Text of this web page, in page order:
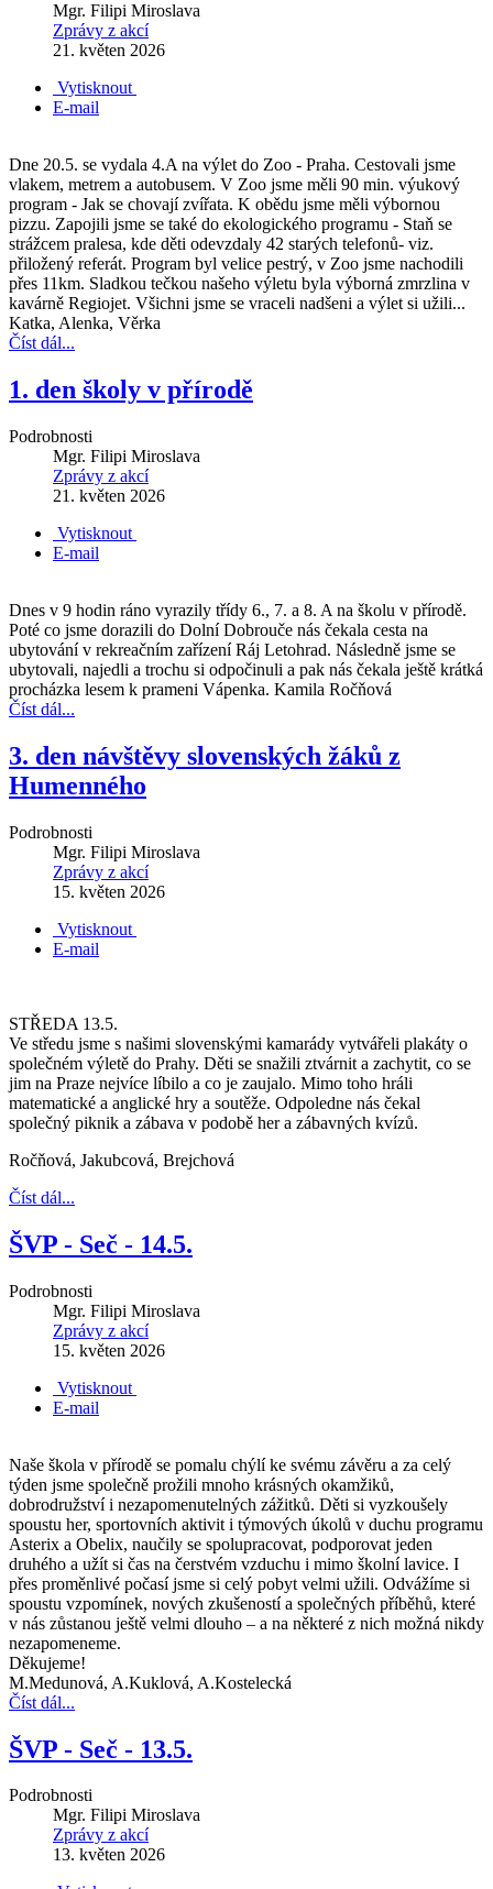
Mgr. Filipi Miroslava
Zprávy z akcí
21. květen 2026
Vytisknout
E-mail
Dne 20.5. se vydala 4.A na výlet do Zoo - Praha. Cestovali jsme
vlakem, metrem a autobusem. V Zoo jsme měli 90 min. výukový
program - Jak se chovají zvířata. K obědu jsme měli výbornou
pizzu. Zapojili jsme se také do ekologického programu - Staň se
strážcem pralesa, kde děti odevzdaly 42 starých telefonů- viz.
přiložený referát. Program byl velice pestrý, v Zoo jsme nachodili
přes 11km. Sladkou tečkou našeho výletu byla výborná zmrzlina v
kavárně Regiojet. Všichni jsme se vraceli nadšeni a výlet si užili...
Katka, Alenka, Věrka
Číst dál...
1. den školy v přírodě
Podrobnosti
Mgr. Filipi Miroslava
Zprávy z akcí
21. květen 2026
Vytisknout
E-mail
Dnes v 9 hodin ráno vyrazily třídy 6., 7. a 8. A na školu v přírodě.
Poté co jsme dorazili do Dolní Dobrouče nás čekala cesta na
ubytování v rekreačním zařízení Ráj Letohrad. Následně jsme se
ubytovali, najedli a trochu si odpočinuli a pak nás čekala ještě krátká
procházka lesem k prameni Vápenka. Kamila Ročňová
Číst dál...
3. den návštěvy slovenských žáků z
Humenného
Podrobnosti
Mgr. Filipi Miroslava
Zprávy z akcí
15. květen 2026
Vytisknout
E-mail
STŘEDA 13.5.
Ve středu jsme s našimi slovenskými kamarády vytvářeli plakáty o
společném výletě do Prahy. Děti se snažili ztvárnit a zachytit, co se
jim na Praze nejvíce líbilo a co je zaujalo. Mimo toho hráli
matematické a anglické hry a soutěže. Odpoledne nás čekal
společný piknik a zábava v podobě her a zábavných kvízů.
Ročňová, Jakubcová, Brejchová
Číst dál...
ŠVP - Seč - 14.5.
Podrobnosti
Mgr. Filipi Miroslava
Zprávy z akcí
15. květen 2026
Vytisknout
E-mail
Naše škola v přírodě se pomalu chýlí ke svému závěru a za celý
týden jsme společně prožili mnoho krásných okamžiků,
dobrodružství i nezapomenutelných zážitků. Děti si vyzkoušely
spoustu her, sportovních aktivit i týmových úkolů v duchu programu
Asterix a Obelix, naučily se spolupracovat, podporovat jeden
druhého a užít si čas na čerstvém vzduchu i mimo školní lavice. I
přes proměnlivé počasí jsme si celý pobyt velmi užili. Odvážíme si
spoustu vzpomínek, nových zkušeností a společných příběhů, které
v nás zůstanou ještě velmi dlouho – a na některé z nich možná nikdy
nezapomeneme.
Děkujeme!
M.Medunová, A.Kuklová, A.Kostelecká
Číst dál...
ŠVP - Seč - 13.5.
Podrobnosti
Mgr. Filipi Miroslava
Zprávy z akcí
13. květen 2026